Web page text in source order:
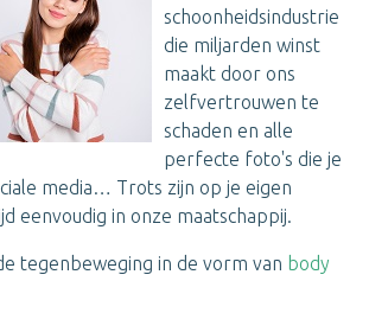
schoonheidsindustrie
die miljarden winst
maakt door ons
zelfvertrouwen te
schaden en alle
perfecte foto's die je
media… Trots zijn op je eigen
eenvoudig in onze maatschappij.
tegenbeweging in de vorm van body